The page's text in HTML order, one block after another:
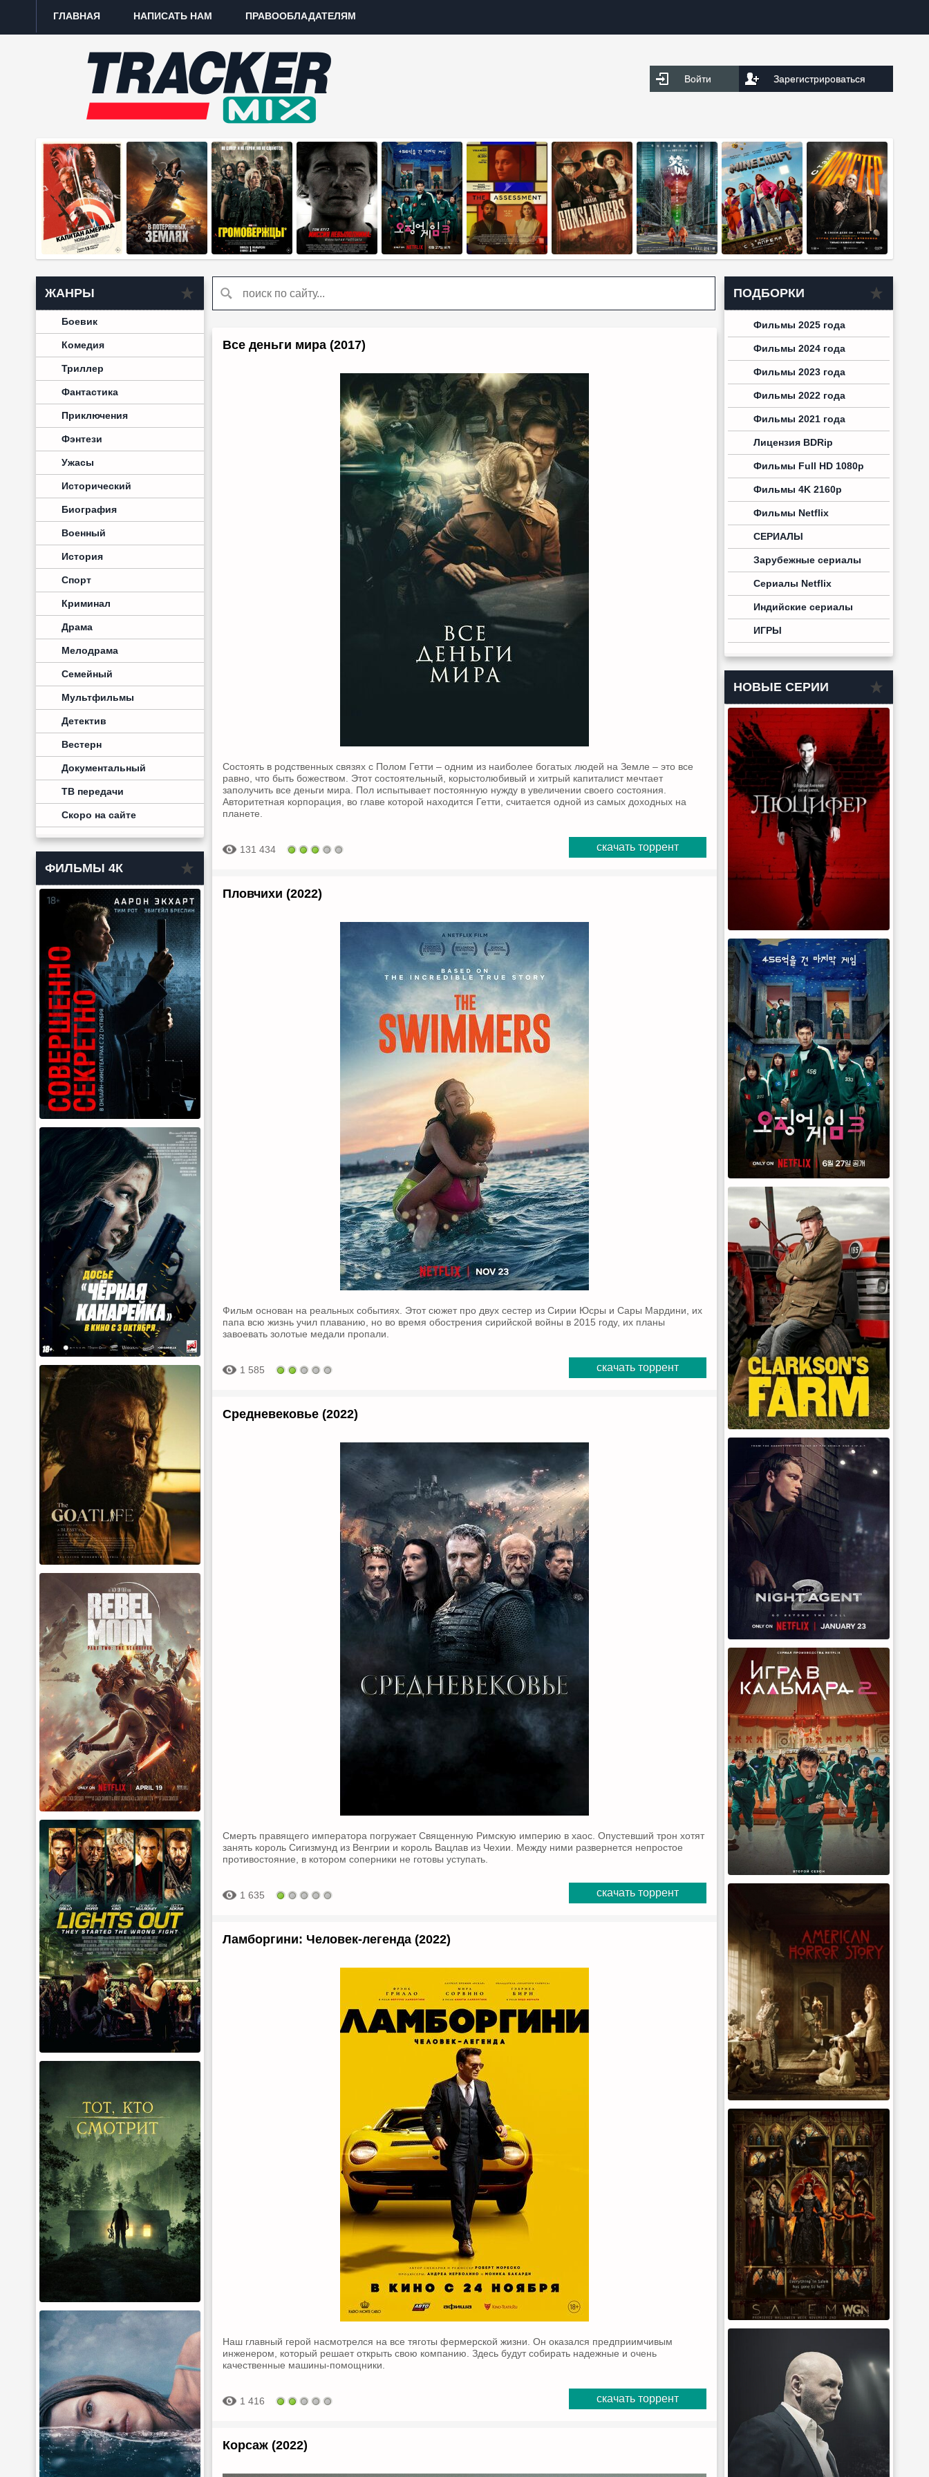
ГЛАВНАЯ НАПИСАТЬ НАМ ПРАВООБЛАДАТЕЛЯМ
Войти Зарегистрироваться
ЖАНРЫ
Боевик
Комедия
Триллер
Фантастика
Приключения
Фэнтези
Ужасы
Исторический
Биография
Военный
История
Спорт
Криминал
Драма
Мелодрама
Семейный
Мультфильмы
Детектив
Вестерн
Документальный
ТВ передачи
Скоро на сайте
ФИЛЬМЫ 4К
Все деньги мира (2017)
Состоять в родственных связях с Полом Гетти – одним из наиболее богатых людей на Земле – это все
равно, что быть божеством. Этот состоятельный, корыстолюбивый и хитрый капиталист мечтает
заполучить все деньги мира. Пол испытывает постоянную нужду в увеличении своего состояния.
Авторитетная корпорация, во главе которой находится Гетти, считается одной из самых доходных на
планете.
131 434 скачать торрент
Пловчихи (2022)
Фильм основан на реальных событиях. Этот сюжет про двух сестер из Сирии Юсры и Сары Мардини, их
папа всю жизнь учил плаванию, но во время обострения сирийской войны в 2015 году, их планы
завоевать золотые медали пропали.
1 585 скачать торрент
Средневековье (2022)
Смерть правящего императора погружает Священную Римскую империю в хаос. Опустевший трон хотят
занять король Сигизмунд из Венгрии и король Вацлав из Чехии. Между ними развернется непростое
противостояние, в котором соперники не готовы уступать.
1 635 скачать торрент
Ламборгини: Человек-легенда (2022)
Наш главный герой насмотрелся на все тяготы фермерской жизни. Он оказался предприимчивым
инженером, который решает открыть свою компанию. Здесь будут собирать надежные и очень
качественные машины-помощники.
1 416 скачать торрент
Корсаж (2022)
ПОДБОРКИ
Фильмы 2025 года
Фильмы 2024 года
Фильмы 2023 года
Фильмы 2022 года
Фильмы 2021 года
Лицензия BDRip
Фильмы Full HD 1080p
Фильмы 4K 2160p
Фильмы Netflix
СЕРИАЛЫ
Зарубежные сериалы
Сериалы Netflix
Индийские сериалы
ИГРЫ
НОВЫЕ СЕРИИ